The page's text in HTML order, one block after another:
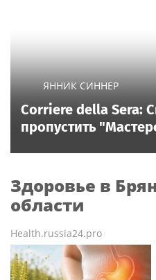
ЯННИК СИННЕР
Corriere della Sera:
пропустить
Здоровье в
области
Health.russia24.pro